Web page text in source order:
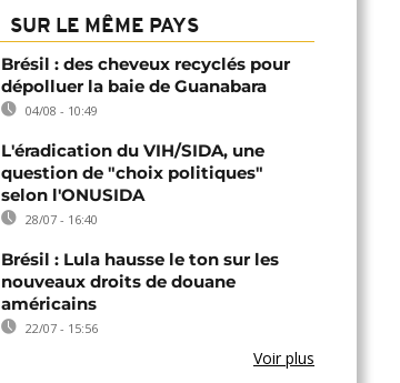
SUR LE MÊME PAYS
Brésil : des cheveux recyclés pour
dépolluer la baie de Guanabara
04/08 - 10:49
L'éradication du VIH/SIDA, une
question de "choix politiques"
selon l'ONUSIDA
28/07 - 16:40
Brésil : Lula hausse le ton sur les
nouveaux droits de douane
américains
22/07 - 15:56
Voir plus